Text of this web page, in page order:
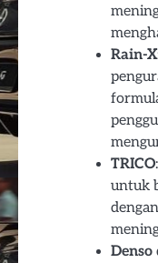
Rain-X
TRICO
untuk
Denso